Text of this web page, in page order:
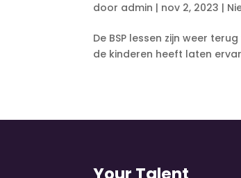
door admin | nov 2, 2023 |
De BSP lessen zijn weer
de kinderen heeft laten